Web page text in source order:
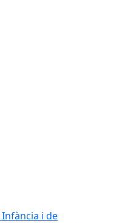
Infància i de